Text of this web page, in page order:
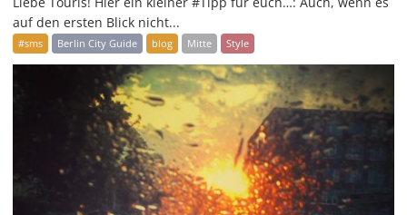
auf den ersten Blick nicht...
#sms Berlin City Guide blog Mitte Style